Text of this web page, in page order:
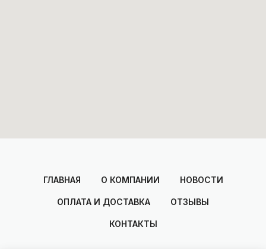
ГЛАВНАЯ О КОМПАНИИ НОВОСТИ
ОПЛАТА И ДОСТАВКА ОТЗЫВЫ
КОНТАКТЫ